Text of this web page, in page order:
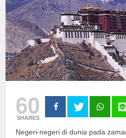
60
SHARES
Negeri-negeri di dunia pada